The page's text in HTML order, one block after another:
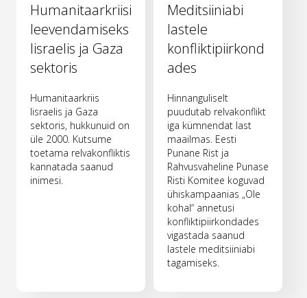
Humanitaarkriisi
leevendamiseks
Iisraelis ja Gaza
sektoris
Humanitaarkriis
Iisraelis ja Gaza
sektoris, hukkunuid on
üle 2000. Kutsume
toetama relvakonfliktis
kannatada saanud
inimesi.
Meditsiiniabi
lastele
konfliktipiirkond
ades
Hinnanguliselt
puudutab relvakonflikt
iga kümnendat last
maailmas. Eesti
Punane Rist ja
Rahvusvaheline Punase
Risti Komitee koguvad
ühiskampaanias „Ole
kohal“ annetusi
konfliktipiirkondades
vigastada saanud
lastele meditsiiniabi
tagamiseks.